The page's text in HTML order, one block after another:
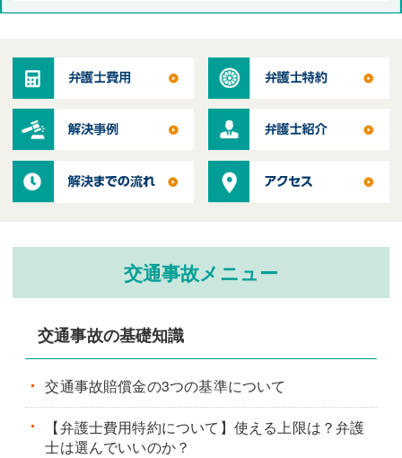
交通事故メニュー
交通事故の基礎知識
交通事故賠償金の3つの基準について
【弁護士費用特約について】使える上限は？弁護
士は選んでいいのか？